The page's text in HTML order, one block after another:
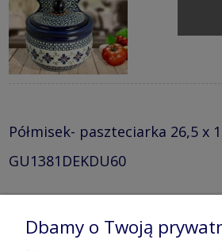
Półmisek- paszteciarka 26,5 x
GU1381DEKDU60
Dbamy o Twoją